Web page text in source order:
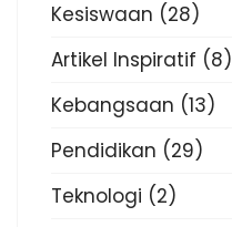
Kesiswaan (28)
Artikel Inspiratif (8)
Kebangsaan (13)
Pendidikan (29)
Teknologi (2)